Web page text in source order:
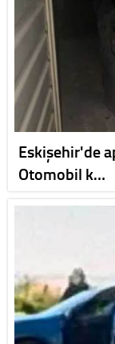
Eskişehir'de
Otomobil k…